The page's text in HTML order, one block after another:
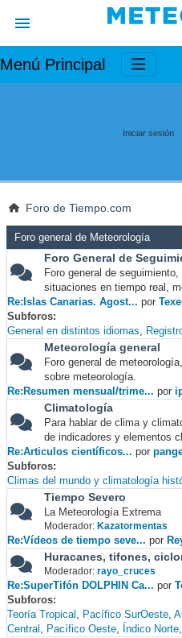
Menú Principal
Iniciar sesión
Foro de Tiempo.com
Foro general de Meteorología
Foro General de
Foro general de
situaciones en tiempo real,
Re:Islas Canarias. Agost... por
Subforos
General en distintos idiomas
Meteorología general
Foro general de
sobre meteorología.
Re:Resumen mensual/trime... por
Climatología
Para hablar de clima y
de indicadores y elementos
Re:Articulos científicos... por
Subforos
Climas del mundo y climatología
Tiempo Severo
La Meteorología Extrema
Moderador: Kazatormentas
Re:Vídeos de tiempo seve... por
Huracanes, tifones,
Moderador: rayo_cruces
Re:SuperTifón DOLPHIN Ca... por
Subforos
Teoría Tropical
Pacífico SurOeste
Central
Pacífico Oeste Índico Norte